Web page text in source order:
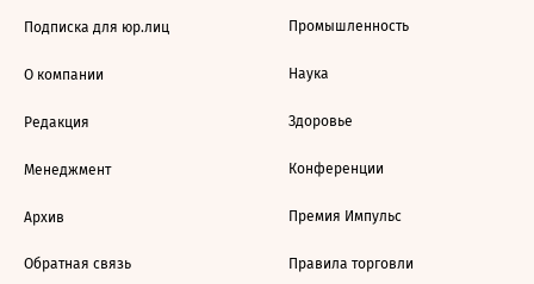
Подписка для юр.лиц
О компании
Редакция
Менеджмент
Архив
Обратная связь
Промышленность
Наука
Здоровье
Конференции
Премия Импульс
Правила торговли